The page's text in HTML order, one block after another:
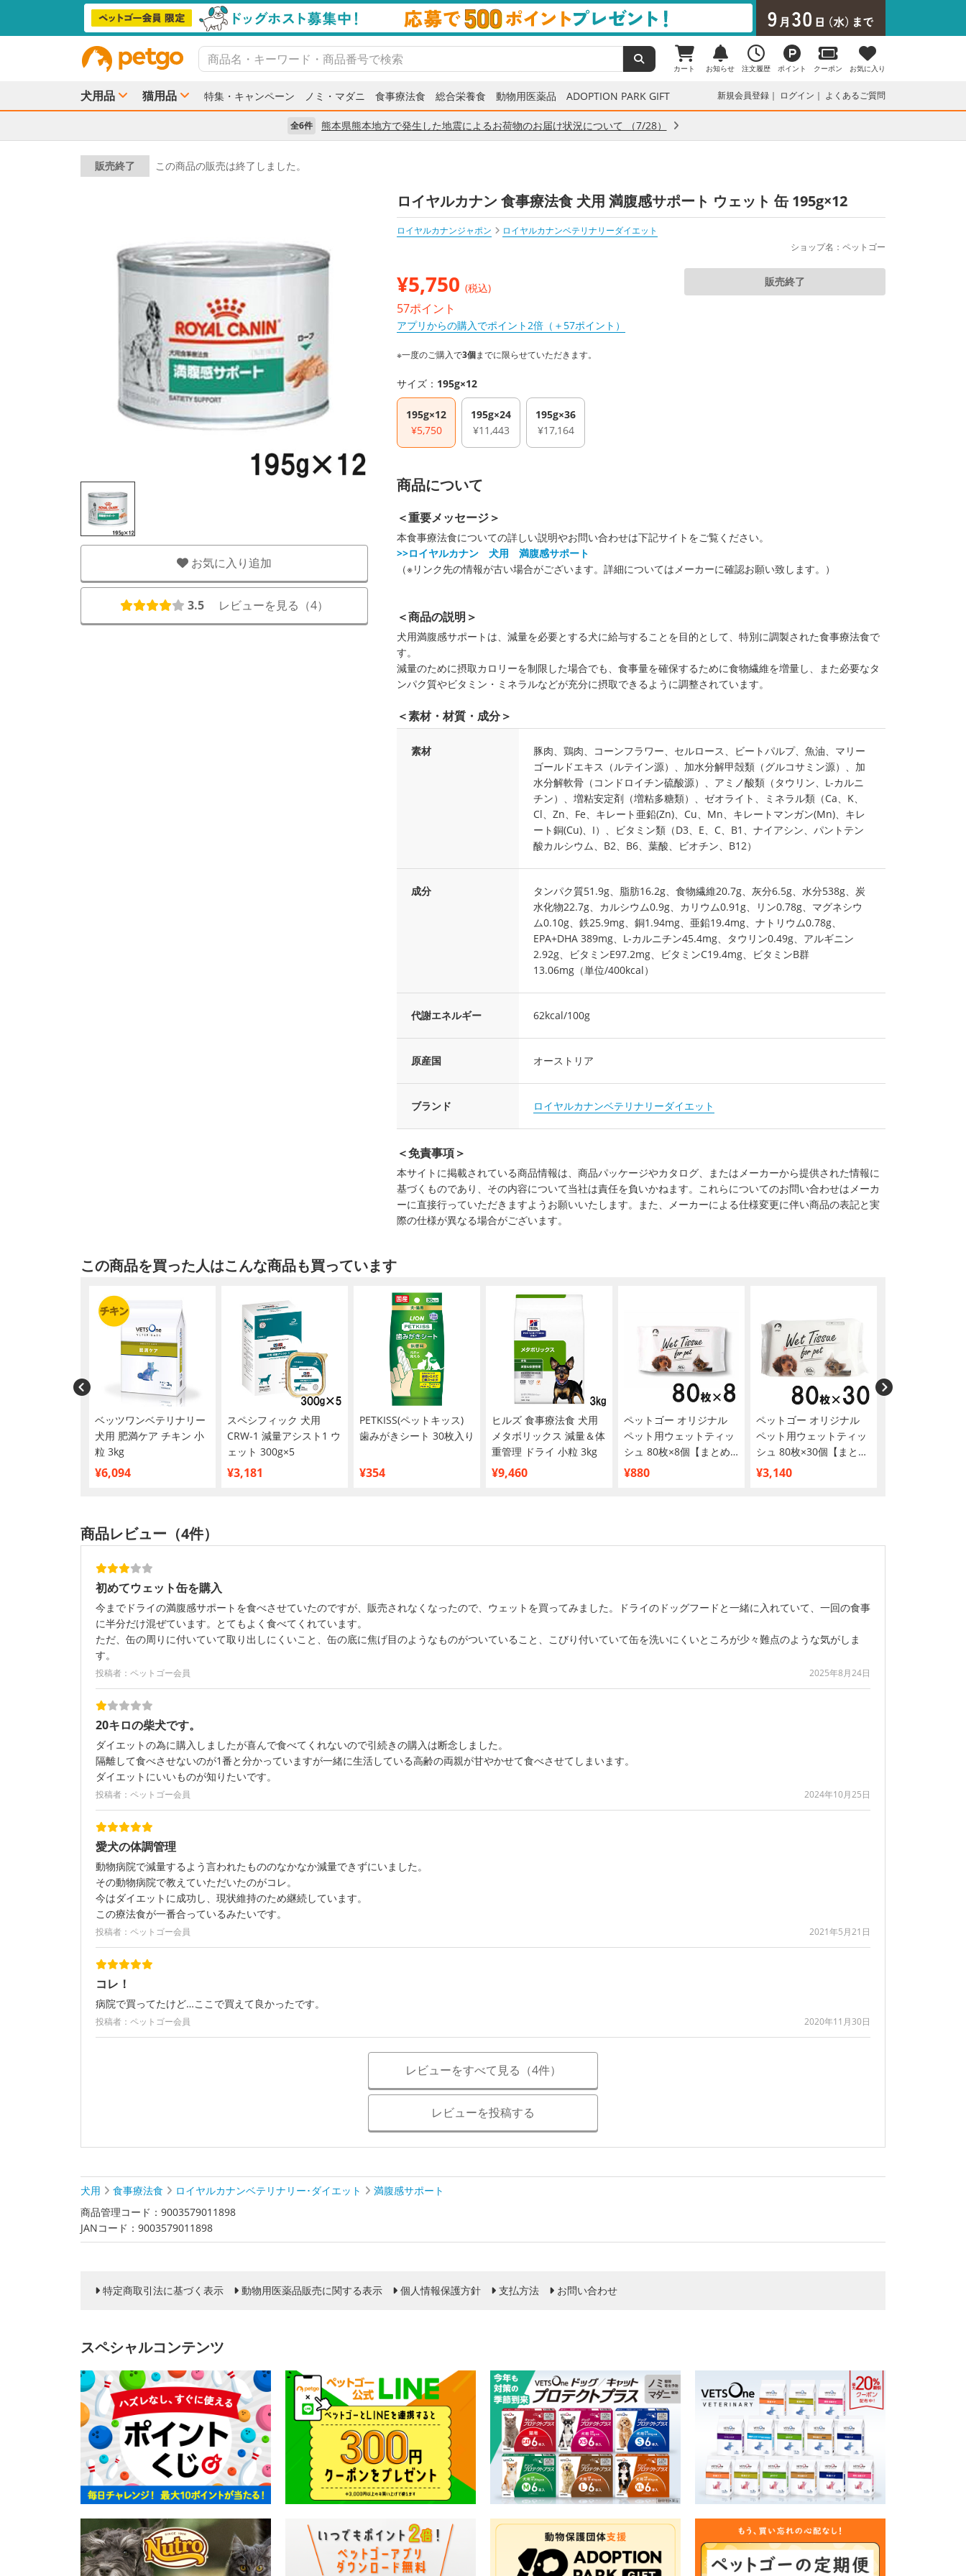
カート お知らせ 注文履歴 ポイント クーポン お気に入り
犬用品 猫用品 特集・キャンペーン ノミ・マダニ 食事療法食 総合栄養食 動物用医薬品 ADOPTION PARK GIFT 新規会員登録 ログイン よくあるご質問
全6件 熊本県熊本地方で発生した地震によるお荷物のお届け状況について （7/28）
販売終了 この商品の販売は終了しました。
お気に入り追加
3.5 レビューを見る（4）
ロイヤルカナン 食事療法食 犬用 満腹感サポート ウェット 缶 195g×12
ロイヤルカナンジャポン
ロイヤルカナンベテリナリーダイエット
ショップ名：ペットゴー
¥5,750 (税込)
57ポイント
アプリからの購入でポイント2倍（＋57ポイント）
※一度のご購入で3個までに限らせていただきます。
サイズ： 195g×12
195g×12
¥5,750
195g×24
¥11,443
195g×36
¥17,164
販売終了
商品について
＜重要メッセージ＞
本食事療法食についての詳しい説明やお問い合わせは下記サイトをご覧ください。
>>ロイヤルカナン 犬用 満腹感サポート
（※リンク先の情報が古い場合がございます。詳細についてはメーカーに確認お願い致します。）
＜商品の説明＞
犬用満腹感サポートは、減量を必要とする犬に給与することを目的として、特別に調製された食事療法食で
す。
減量のために摂取カロリーを制限した場合でも、食事量を確保するために食物繊維を増量し、また必要なタ
ンパク質やビタミン・ミネラルなどが充分に摂取できるように調整されています。
＜素材・材質・成分＞
素材
豚肉、鶏肉、コーンフラワー、セルロース、ビートパルプ、魚油、マリー
ゴールドエキス（ルテイン源）、加水分解甲殻類（グルコサミン源）、加
水分解軟骨（コンドロイチン硫酸源）、アミノ酸類（タウリン、L-カルニ
チン）、増粘安定剤（増粘多糖類）、ゼオライト、ミネラル類（Ca、K、
Cl、Zn、Fe、キレート亜鉛(Zn)、Cu、Mn、キレートマンガン(Mn)、キレ
ート銅(Cu)、I）、ビタミン類（D3、E、C、B1、ナイアシン、パントテン
酸カルシウム、B2、B6、葉酸、ビオチン、B12）
成分
タンパク質51.9g、脂肪16.2g、食物繊維20.7g、灰分6.5g、水分538g、炭
水化物22.7g、カルシウム0.9g、カリウム0.91g、リン0.78g、マグネシウ
ム0.10g、鉄25.9mg、銅1.94mg、亜鉛19.4mg、ナトリウム0.78g、
EPA+DHA 389mg、L-カルニチン45.4mg、タウリン0.49g、アルギニン
2.92g、ビタミンE97.2mg、ビタミンC19.4mg、ビタミンB群
13.06mg（単位/400kcal）
代謝エネルギー 62kcal/100g
原産国 オーストリア
ブランド ロイヤルカナンベテリナリーダイエット
＜免責事項＞
本サイトに掲載されている商品情報は、商品パッケージやカタログ、またはメーカーから提供された情報に
基づくものであり、その内容について当社は責任を負いかねます。これらについてのお問い合わせはメーカ
ーに直接行っていただきますようお願いいたします。また、メーカーによる仕様変更に伴い商品の表記と実
際の仕様が異なる場合がございます。
この商品を買った人はこんな商品も買っています
ベッツワンベテリナリー
犬用 肥満ケア チキン 小
粒 3kg
¥6,094
スペシフィック 犬用
CRW‐1 減量アシスト1 ウ
ェット 300g×5
¥3,181
PETKISS(ペットキッス)
歯みがきシート 30枚入り
¥354
ヒルズ 食事療法食 犬用
メタボリックス 減量＆体
重管理 ドライ 小粒 3kg
¥9,460
ペットゴー オリジナル
ペット用ウェットティッ
シュ 80枚×8個【まとめ
買い】
¥880
ペットゴー オリジナル
ペット用ウェットティッ
シュ 80枚×30個【まとめ
買い】
¥3,140
商品レビュー（4件）
初めてウェット缶を購入
今までドライの満腹感サポートを食べさせていたのですが、販売されなくなったので、ウェットを買ってみました。ドライのドッグフードと一緒に入れていて、一回の食事
に半分だけ混ぜています。とてもよく食べてくれています。
ただ、缶の周りに付いていて取り出しにくいこと、缶の底に焦げ目のようなものがついていること、こびり付いていて缶を洗いにくいところが少々難点のような気がしま
す。
投稿者：ペットゴー会員 2025年8月24日
20キロの柴犬です。
ダイエットの為に購入しましたが喜んで食べてくれないので引続きの購入は断念しました。
隔離して食べさせないのが1番と分かっていますが一緒に生活している高齢の両親が甘やかせて食べさせてしまいます。
ダイエットにいいものが知りたいです。
投稿者：ペットゴー会員 2024年10月25日
愛犬の体調管理
動物病院で減量するよう言われたもののなかなか減量できずにいました。
その動物病院で教えていただいたのがコレ。
今はダイエットに成功し、現状維持のため継続しています。
この療法食が一番合っているみたいです。
投稿者：ペットゴー会員 2021年5月21日
コレ！
病院で買ってたけど…ここで買えて良かったです。
投稿者：ペットゴー会員 2020年11月30日
レビューをすべて見る（4件）
レビューを投稿する
犬用 食事療法食 ロイヤルカナンベテリナリー･ダイエット
満腹感サポート
商品管理コード：9003579011898
JANコード：9003579011898
特定商取引法に基づく表示 動物用医薬品販売に関する表示 個人情報保護方針 支払方法 お問い合わせ
スペシャルコンテンツ